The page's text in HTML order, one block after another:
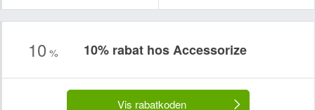
10 % 10% rabat hos Accessorize
Vis rabatkoden